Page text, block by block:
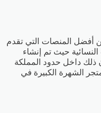
أفضل المنصات التي تقدم
حيث تم إنشاء
في عام 1983 وكان ذلك داخل حدود المملكة
الشهرة الكبيرة في